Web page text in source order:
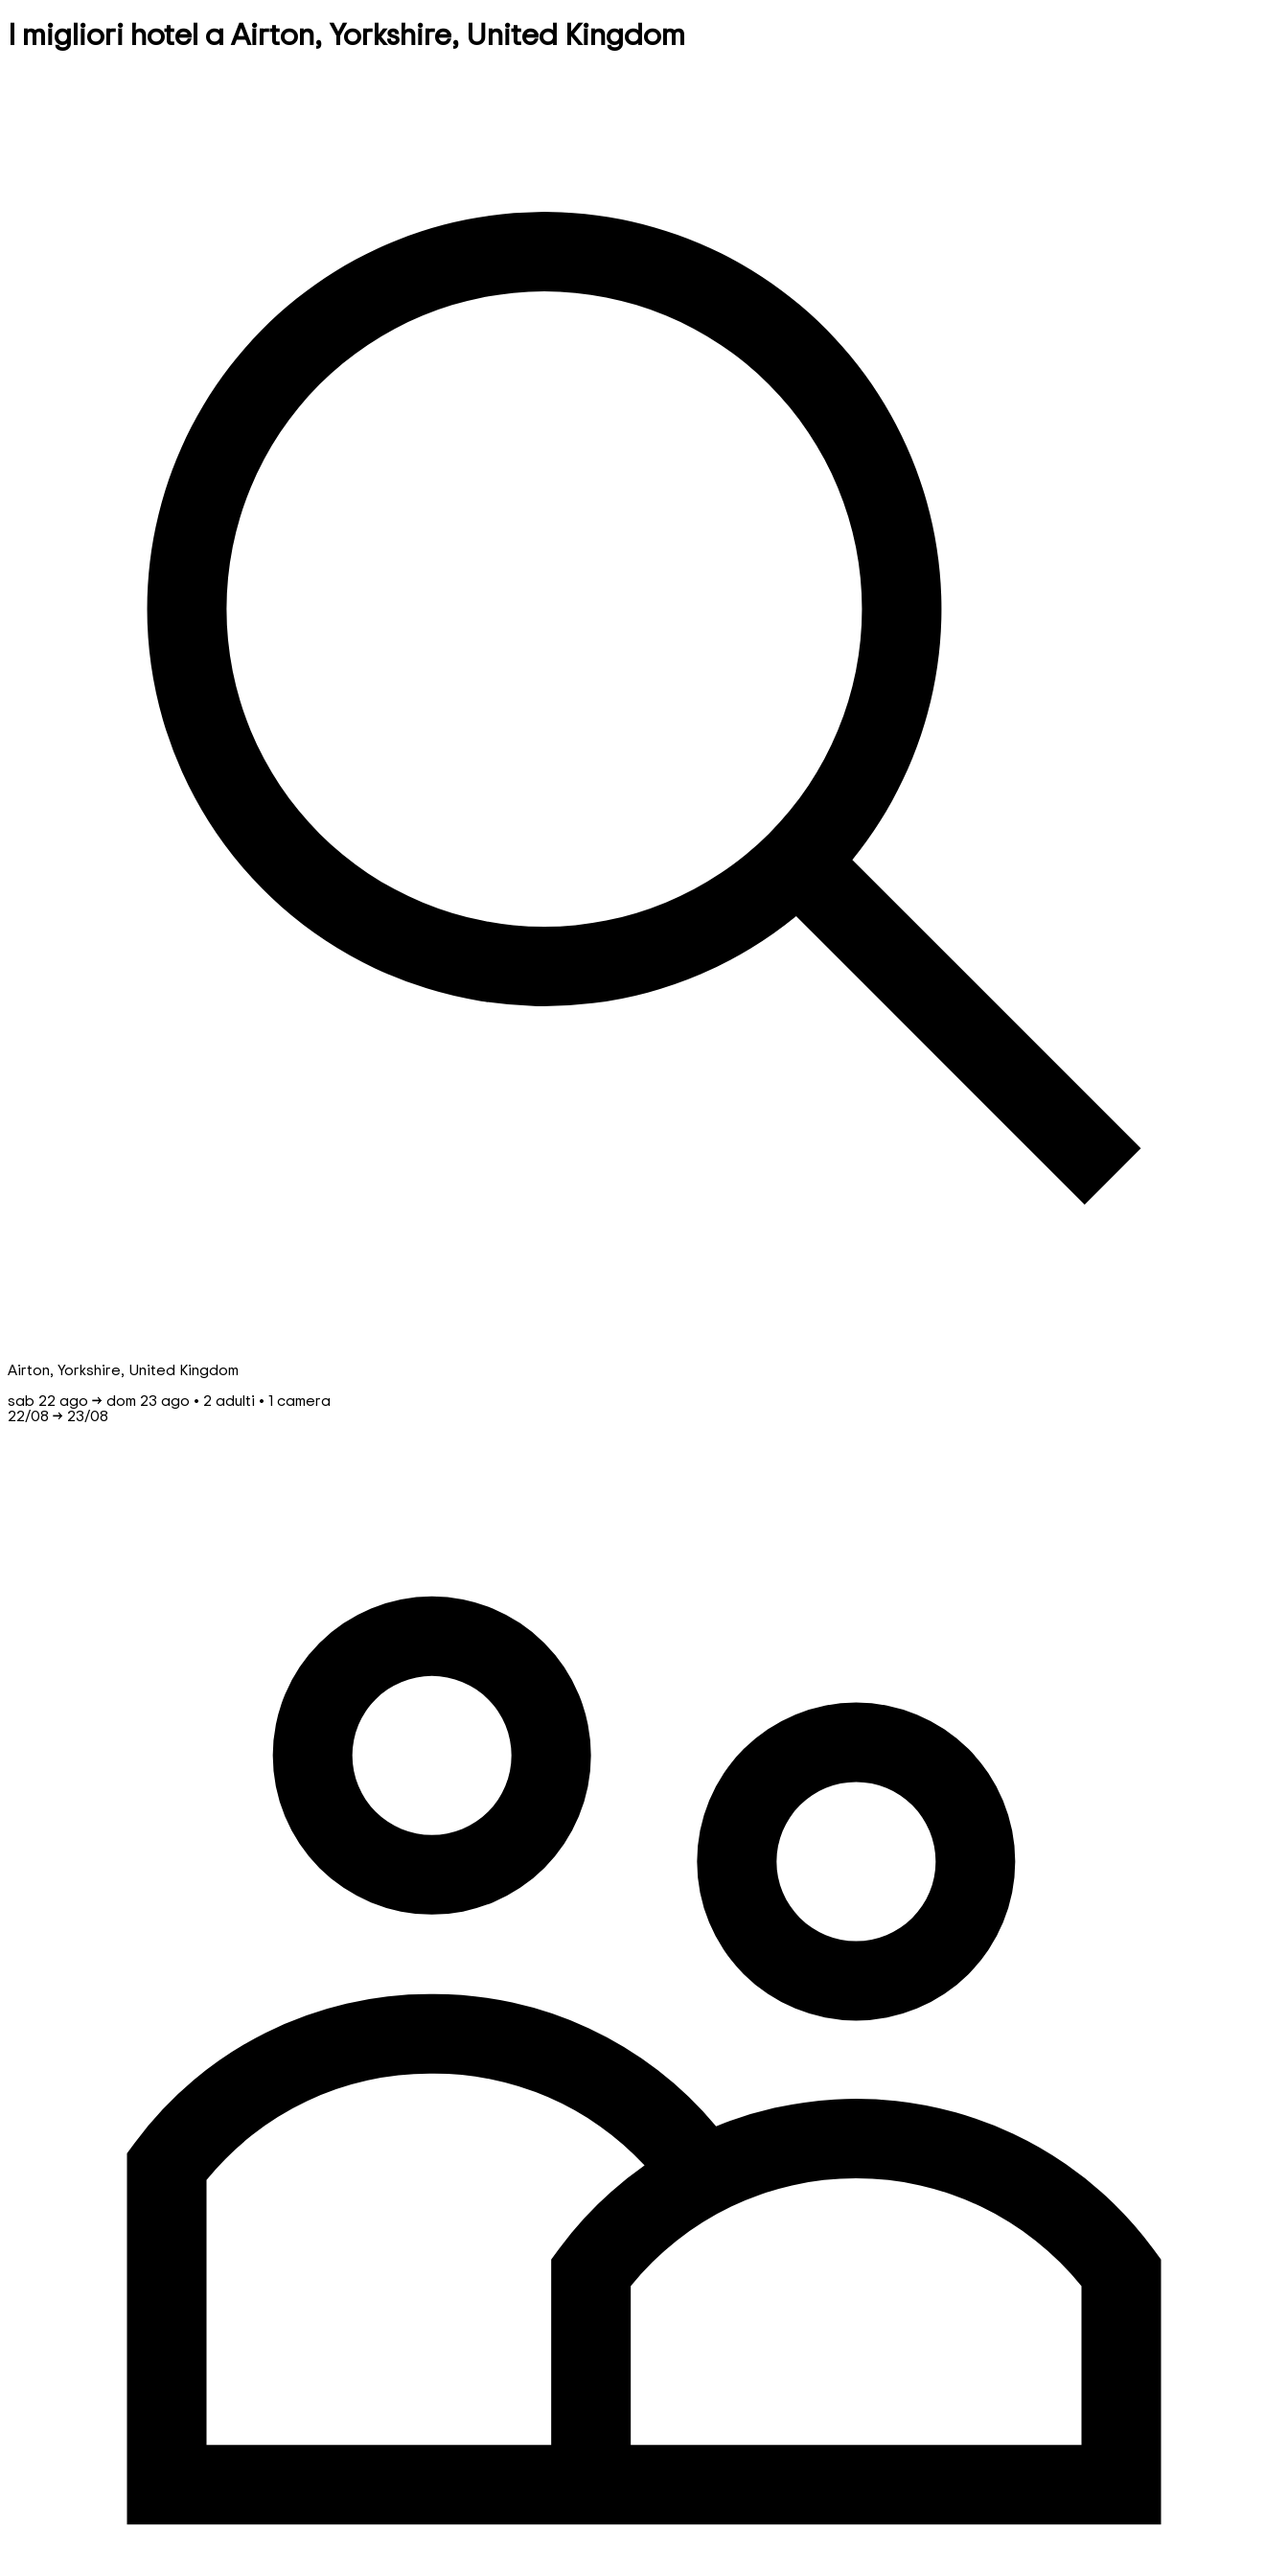
I migliori hotel a Airton, Yorkshire, United Kingdom
Airton, Yorkshire, United Kingdom
sab 22 ago → dom 23 ago • 2 adulti • 1 camera
22/08 → 23/08